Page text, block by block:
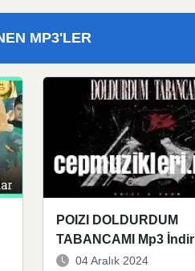
MP3'LER
POIZI DOLDURDUM
TABANCAMI Mp3 İndir
04 Aralık 2024